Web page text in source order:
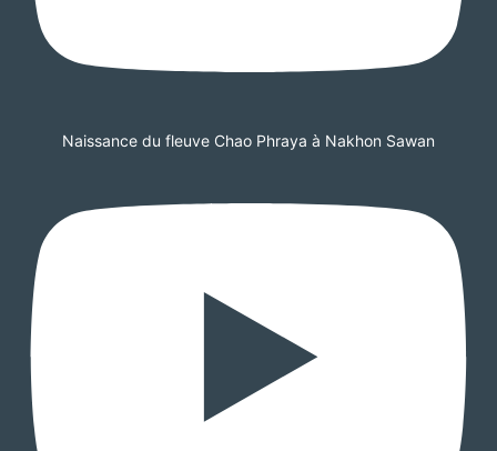
Naissance du fleuve Chao Phraya à Nakhon Sawan